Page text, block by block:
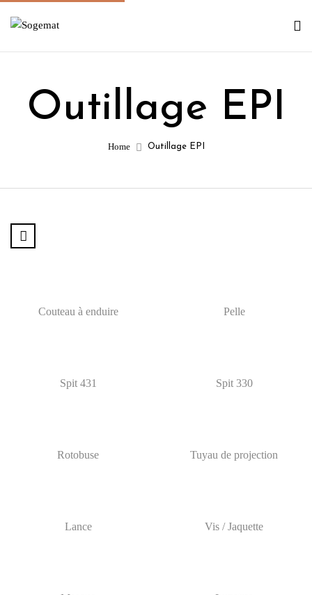
Outillage EPI
Home Outillage EPI
Couteau à enduire Pelle
Spit 431 Spit 330
Rotobuse Tuyau de projection
Lance Vis / Jaquette